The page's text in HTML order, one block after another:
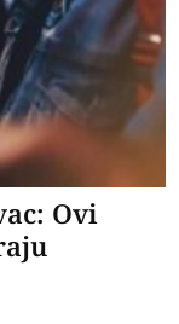
Ovi